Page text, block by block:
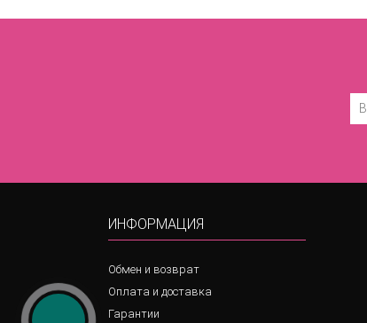
ИНФОРМАЦИЯ
Обмен и возврат
Оплата и доставка
Гарантии